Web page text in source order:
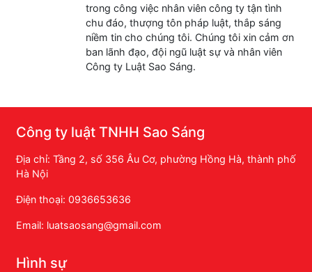
trong công việc nhân viên công ty tận tình
chu đáo, thượng tôn pháp luật, thắp sáng
niềm tin cho chúng tôi. Chúng tôi xin cảm ơn
ban lãnh đạo, đội ngũ luật sự và nhân viên
Công ty Luật Sao Sáng.
Công ty luật TNHH Sao Sáng
Địa chỉ: Tầng 2, số 356 Âu Cơ, phường Hồng Hà, thành phố
Hà Nội
Điện thoại: 0936653636
Email: luatsaosang@gmail.com
Hình sự